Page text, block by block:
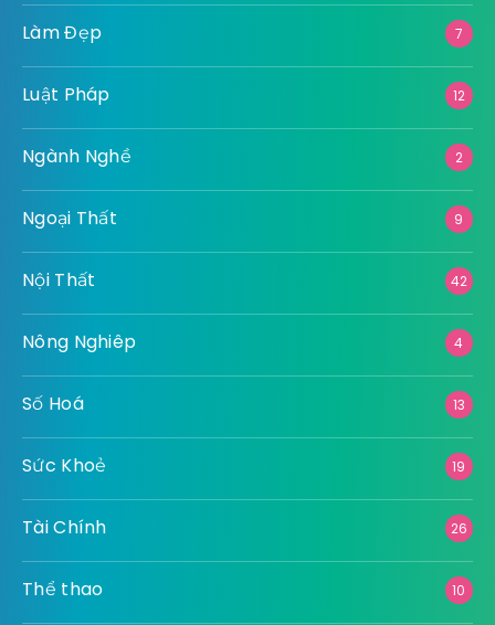
Làm Đẹp 7
Luật Pháp 12
Ngành Nghề 2
Ngoại Thất 9
Nội Thất 42
Nông Nghiêp 4
Số Hoá 13
Sức Khoẻ 19
Tài Chính 26
Thể thao 10